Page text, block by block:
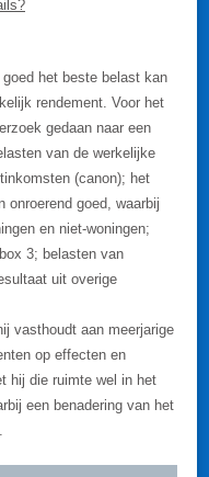
het beste belast kan
rendement. Voor het
gedaan naar een
van de werkelijke
(canon); het
onroerend goed, waarbij
en niet-woningen;
3; belasten van
uit overige
vasthoudt aan meerjarige
op effecten en
hij die ruimte wel in het
een benadering van het